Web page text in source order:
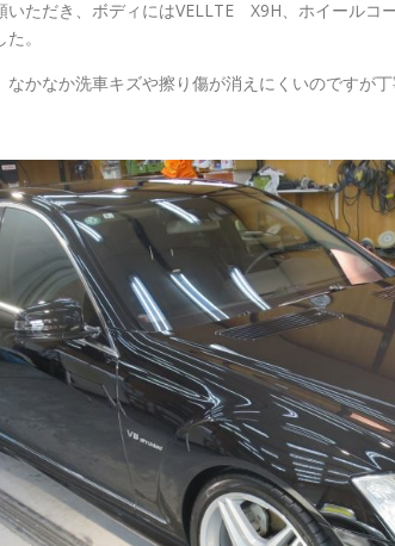
いただき、ボディにはVELLTE X9H、ホイールコ
。
なかなか洗車キズや擦り傷が消えにくいのですが